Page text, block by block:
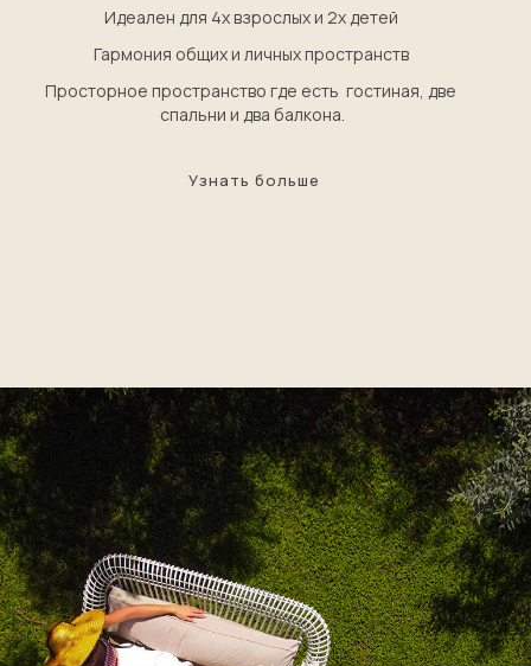
Идеален для 4х взрослых и 2х детей
Гармония общих и личных пространств
Просторное пространство где есть гостиная, две
спальни и два балкона.
Узнать больше